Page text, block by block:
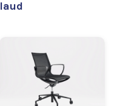
laud